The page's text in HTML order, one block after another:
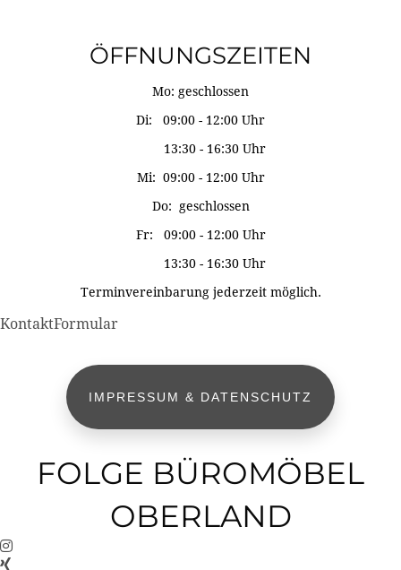
ÖFFNUNGSZEITEN
Mo: geschlossen
Di: 09:00 - 12:00 Uhr
13:30 - 16:30 Uhr
Mi: 09:00 - 12:00 Uhr
Do: geschlossen
Fr: 09:00 - 12:00 Uhr
13:30 - 16:30 Uhr
Terminvereinbarung jederzeit möglich.
KontaktFormular
IMPRESSUM & DATENSCHUTZ
FOLGE BÜROMÖBEL
OBERLAND